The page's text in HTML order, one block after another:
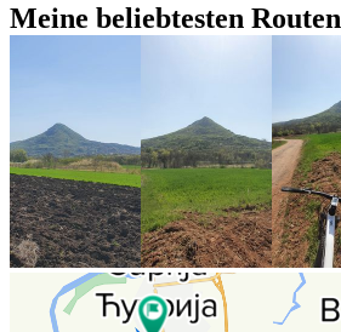
Meine beliebtesten Routen